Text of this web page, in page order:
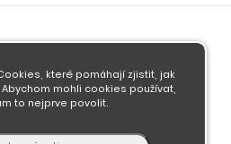
podmínky
a platba
které pomáhají zjistit, jak
Abychom mohli cookies používat,
to nejprve povolit.